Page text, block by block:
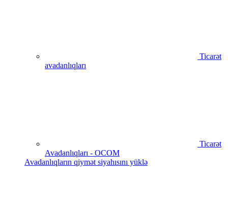
Ticarət
avadanlıqları
Ticarət
Avadanlıqları - OCOM
Avadanlıqların qiymət siyahısını yüklə